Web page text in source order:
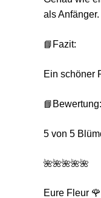
als Anfänger.
📘 Fazit:
Ein schöner
📘 Bewertung:
5 von 5
🌺🌺🌺🌺🌺
Eure Fleur 🌹